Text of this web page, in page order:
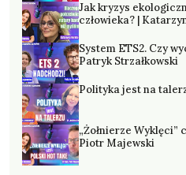
Jak kryzys
człowieka? |
System ETS2. Czy
Patryk Strzałkowski
Polityka jest na
„Żołnierze Wyklęci”
Piotr Majewski